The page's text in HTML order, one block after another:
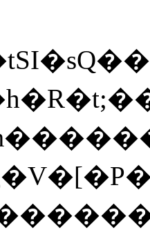
t